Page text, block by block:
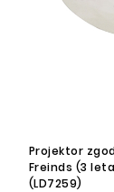
Projektor
Freinds (3
(LD7259)